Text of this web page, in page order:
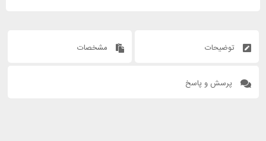
توضیحات مشخصات
پرسش و پاسخ